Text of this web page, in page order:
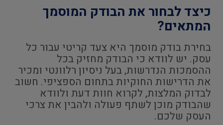
כיצד לבחור את הבודק המוסמך
המתאים?
בחירת בודק מוסמך היא צעד קריטי עבור כל
עסק. יש לוודא כי הבודק מחזיק בכל
ההסמכות הנדרשות, בעל ניסיון רלוונטי ומכיר
את הדרישות החוקיות בתחום הספציפי. חשוב
לבדוק המלצות, לקרוא חוות דעת ולוודא
שהבודק מוכן לשתף פעולה ולהבין את צרכי
העסק שלכם.